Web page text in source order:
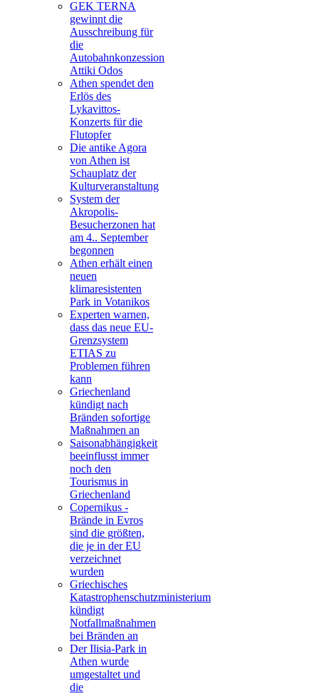
GEK TERNA
gewinnt die
Ausschreibung für
die
Autobahnkonzession
Attiki Odos
Athen spendet den
Erlös des
Lykavittos-
Konzerts für die
Flutopfer
Die antike Agora
von Athen ist
Schauplatz der
Kulturveranstaltung
System der
Akropolis-
Besucherzonen hat
am 4.. September
begonnen
Athen erhält einen
neuen
klimaresistenten
Park in Votanikos
Experten warnen,
dass das neue EU-
Grenzsystem
ETIAS zu
Problemen führen
kann
Griechenland
kündigt nach
Bränden sofortige
Maßnahmen an
Saisonabhängigkeit
beeinflusst immer
noch den
Tourismus in
Griechenland
Copernikus -
Brände in Evros
sind die größten,
die je in der EU
verzeichnet
wurden
Griechisches
Katastrophenschutzministerium
kündigt
Notfallmaßnahmen
bei Bränden an
Der Ilisia-Park in
Athen wurde
umgestaltet und
die